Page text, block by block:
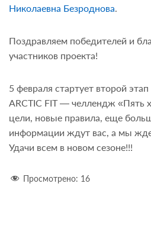
Николаевна Безроднова.
Поздравляем победителей и
участников проекта!
5 февраля стартует второй
ARCTIC FIT — челлендж «Пять
цели, новые правила, еще
информации ждут вас, а мы
Удачи всем в новом сезоне!!!
Просмотрено: 16